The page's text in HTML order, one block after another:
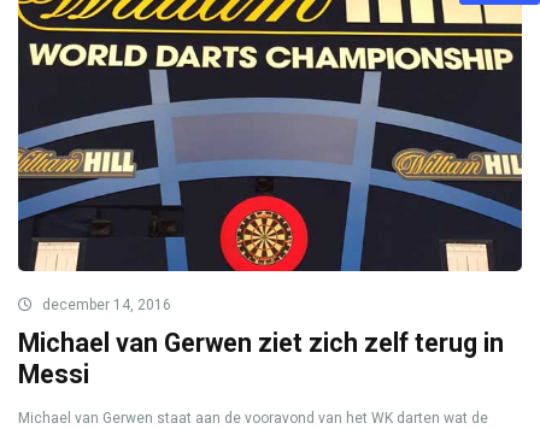
december 14, 2016
Michael van Gerwen ziet zich zelf terug in
Messi
Michael van Gerwen staat aan de vooravond van het WK darten wat de